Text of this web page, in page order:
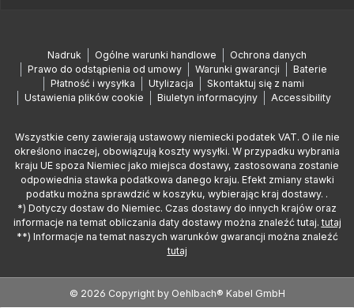
Nadruk Ogólne warunki handlowe
Ochrona danych
Prawo do odstąpienia od umowy
Warunki gwarancji
Baterie
Płatność i wysyłka
Utylizacja
Skontaktuj się z nami
Ustawienia plików cookie
Biuletyn informacyjny Accessibility
Wszystkie ceny zawierają ustawowy niemiecki podatek VAT. O ile nie
określono inaczej, obowiązują koszty wysyłki. W przypadku wybrania
kraju UE spoza Niemiec jako miejsca dostawy, zastosowana zostanie
odpowiednia stawka podatkowa danego kraju. Efekt zmiany stawki
podatku można sprawdzić w koszyku, wybierając kraj dostawy. .
*) Dotyczy dostaw do Niemiec. Czas dostawy do innych krajów oraz
informacje na temat obliczania daty dostawy można znaleźć tutaj.tutaj
**) Informacje na temat naszych warunków gwarancji można znaleźć
tutaj
© 2026 Copyright by Oehlbach® Kabel GmbH